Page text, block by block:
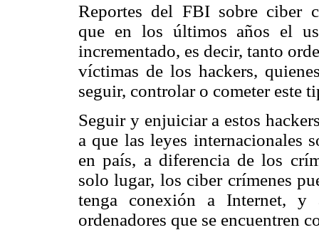
Reportes del FBI sobre ciber
que en los últimos años el
incrementado, es decir, tanto
víctimas de los hackers,
seguir, controlar o cometer este
Seguir y enjuiciar a estos
a que las leyes internacionales
en país, a diferencia de los
solo lugar, los ciber crímenes
tenga conexión a Internet, y
ordenadores que se encuentren